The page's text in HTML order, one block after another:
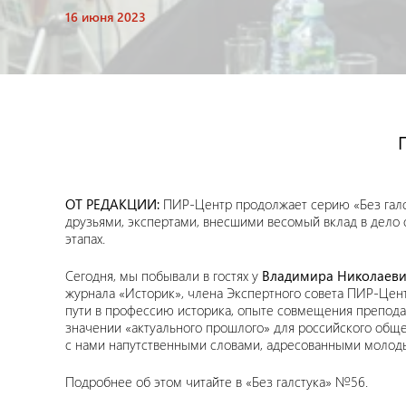
16 июня 2023
ОТ РЕДАКЦИИ: ПИР-Центр продолжает серию «Без
друзьями, экспертами, внесшими весомый вклад в дело
этапах.
Сегодня, мы побывали в гостях у Владимира
журнала «Историк», члена Экспертного совета ПИР-
пути в профессию историка, опыте совмещения
значении «актуального прошлого» для российского
с нами напутственными словами, адресованными
Подробнее об этом читайте в «Без галстука» №56.